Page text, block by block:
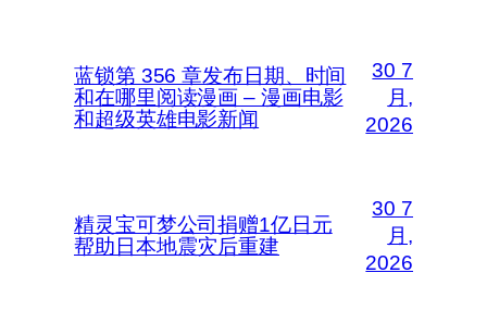
蓝锁第 356 章发布日期、时间
和在哪里阅读漫画 – 漫画电影
和超级英雄电影新闻
30 7
月,
2026
精灵宝可梦公司捐赠1亿日元
帮助日本地震灾后重建
30 7
月,
2026